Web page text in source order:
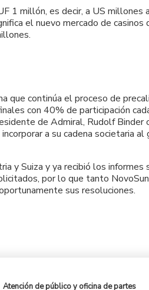
1 millón, es decir, a US millones
el nuevo mercado de casinos
que continúa el proceso de
con 40% de participación
de Admiral, Rudolf Binder
a su cadena societaria
y Suiza y ya recibió los
por lo que tanto
sus resoluciones.
Atención de público y oficina de partes